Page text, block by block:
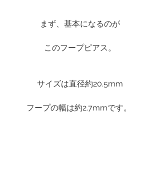
まず、基本になるのが
このフープピアス。
サイズは直径約20.5mm
フープの幅は約2.7mmです。